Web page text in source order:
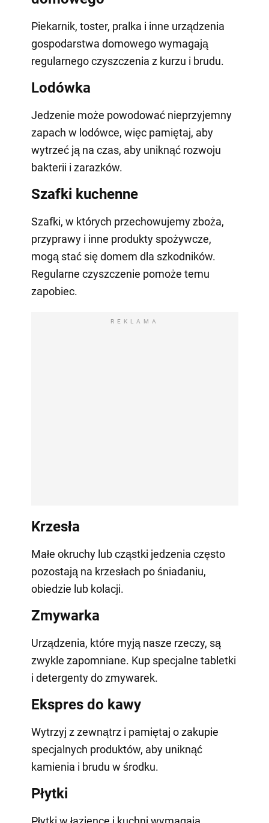
Piekarnik, toster, pralka i inne urządzenia
gospodarstwa domowego wymagają
regularnego czyszczenia z kurzu i brudu.
Lodówka
Jedzenie może powodować nieprzyjemny
zapach w lodówce, więc pamiętaj, aby
wytrzeć ją na czas, aby uniknąć rozwoju
bakterii i zarazków.
Szafki kuchenne
Szafki, w których przechowujemy zboża,
przyprawy i inne produkty spożywcze,
mogą stać się domem dla szkodników.
Regularne czyszczenie pomoże temu
zapobiec.
REKLAMA
Krzesła
Małe okruchy lub cząstki jedzenia często
pozostają na krzesłach po śniadaniu,
obiedzie lub kolacji.
Zmywarka
Urządzenia, które myją nasze rzeczy, są
zwykle zapomniane. Kup specjalne tabletki
i detergenty do zmywarek.
Ekspres do kawy
Wytrzyj z zewnątrz i pamiętaj o zakupie
specjalnych produktów, aby uniknąć
kamienia i brudu w środku.
Płytki